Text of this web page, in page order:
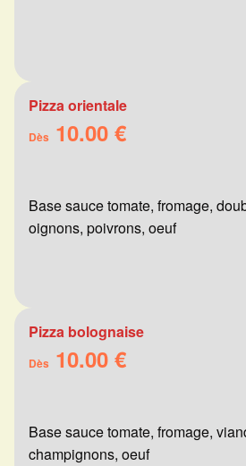
Pizza orientale
Dès 10.00 €
Base sauce tomate, fromage,
oignons, poivrons, oeuf
Pizza bolognaise
Dès 10.00 €
Base sauce tomate, fromage,
champignons, oeuf